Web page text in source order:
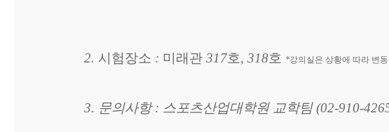
2. 시험장소 : 미래관 317호, 318호 *강의실은 상황에 따라 변
3. 문의사항 : 스포츠산업대학원 교학팀 (02-910-